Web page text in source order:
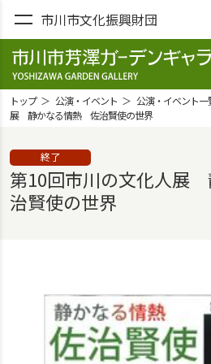
市川市文化振興財団
トップ 公演・イベント 公演・イベント一
展 静かなる情熱 佐治賢使の世界
終了
第10回市川の文化人
治賢使の世界